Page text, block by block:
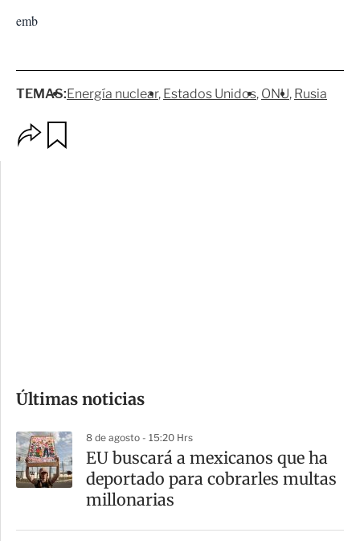
emb
TEMAS:Energía nuclear Estados Unidos ONU Rusia
m
a
r
t
Últimas noticias
8 de agosto - 15:20 Hrs
EU buscará a mexicanos que ha
deportado para cobrarles multas
millonarias